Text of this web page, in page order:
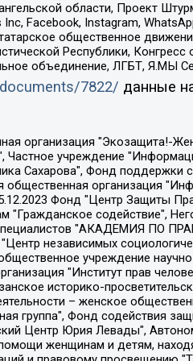
области, Проект
Facebook, Instagram,
общественное
Республики,
объединение, ЛГБТ, Я.МЫ
7822/ данные
и их семьям, Автономная некоммерческая организация "Институт глобализации и социальных движений", Фонд "В защиту прав заключенных", Частное учреждение "Центр поддержки и содействия развитию средств массовой информации", Пензенский региональный общественный благотворительный фонд "Гражданский союз", "Север.Реалии", Некоммерческая организация Фонд "Правовая инициатива", Общество с ограниченной ответственностью "Радио Свободная Европа/Радио Свобода", Чешское информационное агентство "MEDIUM-ORIENT", Красноярская региональная общественная организация "Мы против СПИДа", Камалягин Денис Николаевич, Маркелов Сергей Евгеньевич, Пономарев Лев Александрович, Савицкая Людмила Алексеевна, Автономная некоммерческая организация "Центр по работе с проблемой насилия "НАСИЛИЮ.НЕТ", Межрегиональный профессиональный союз работников здравоохранения "Альянс врачей", Юридическое лицо, зарегистрированное в Латвийской Республике, SIA "Medusa Project" (регистрационный номер 40103797863, дата регистрации 10.06.2014), Некоммерческая организация "Фонд по борьбе с коррупцией", Автономная некоммерческая организация "Институт права и публичной политики", Баданин Роман Сергеевич, Гликин Максим Александрович, Железнова Мария Михайловна, Лукьянова Юлия Сергеевна, Маетная Елизавета Витальевна, Маняхин Петр Борисович, Чуракова Ольга Владимировна, Ярош Юлия Петровна, Юридическое лицо "The Insider SIA", зарегистрированное в Риге, Латвийская Республика (дата регистрации 26.06.2015), являющееся администратором доменного имени интернет-издания "The Insider SIA", https://theins.ru, Постернак Алексей Евгеньевич, Рубин Михаил Аркадьевич, Анин Роман Александрович, Юридическое лицо Istories fonds, зарегистрированное в Латвийской Республике (регистрационный номер 50008295751, дата регистрации 24.02.2020), Великовский Дмитрий Александрович, Долинина Ирина